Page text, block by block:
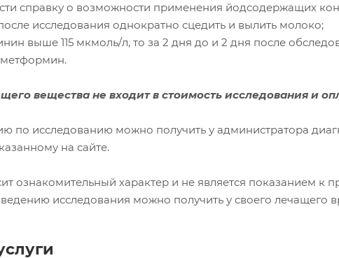
справку о возможности применения йодсодержащих
исследования однократно сцедить и вылить молоко;
выше 115 мкмоль/л, то за 2 дня до и 2 дня после
вещества не входит в стоимость исследования и
по исследованию можно получить у администратора
на сайте.
ознакомительный характер и не является показанием к
исследования можно получить у своего лечащего